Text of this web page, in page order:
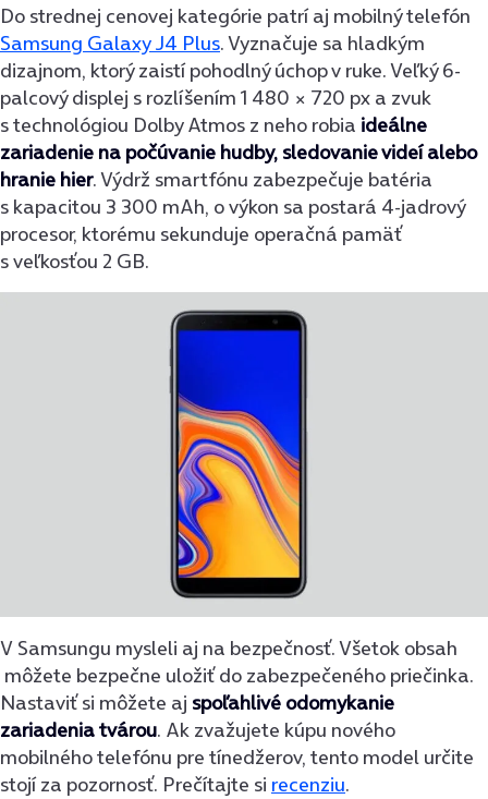
Do strednej cenovej kategórie patrí aj mobilný telefón
Samsung Galaxy J4 Plus. Vyznačuje sa hladkým
dizajnom, ktorý zaistí pohodlný úchop v ruke. Veľký 6-
palcový displej s rozlíšením 1 480 × 720 px a zvuk
s technológiou Dolby Atmos z neho robia ideálne
zariadenie na počúvanie hudby, sledovanie videí alebo
hranie hier. Výdrž smartfónu zabezpečuje batéria
s kapacitou 3 300 mAh, o výkon sa postará 4-jadrový
procesor, ktorému sekunduje operačná pamäť
s veľkosťou 2 GB.
V Samsungu mysleli aj na bezpečnosť. Všetok obsah
môžete bezpečne uložiť do zabezpečeného priečinka.
Nastaviť si môžete aj spoľahlivé odomykanie
zariadenia tvárou. Ak zvažujete kúpu nového
mobilného telefónu pre tínedžerov, tento model určite
stojí za pozornosť. Prečítajte si recenziu.